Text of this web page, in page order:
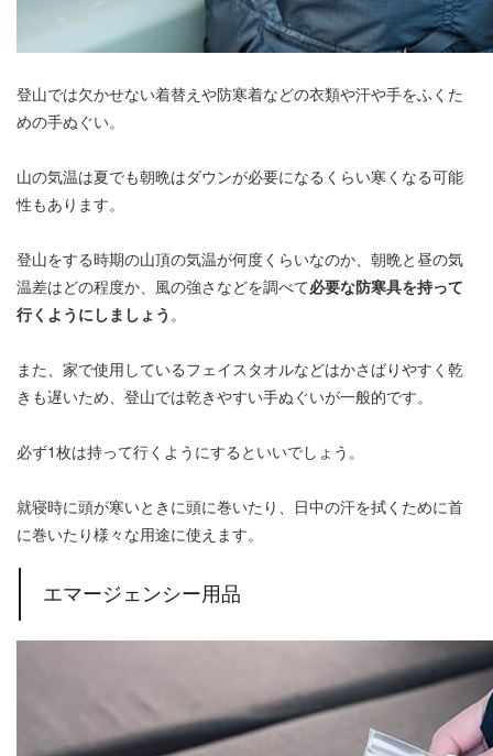
登山では欠かせない着替えや防寒着などの衣類や汗や手をふくた
めの手ぬぐい。
山の気温は夏でも朝晩はダウンが必要になるくらい寒くなる可能
性もあります。
登山をする時期の山頂の気温が何度くらいなのか、朝晩と昼の気
温差はどの程度か、風の強さなどを調べて必要な防寒具を持って
行くようにしましょう 。
また、家で使用しているフェイスタオルなどはかさばりやすく乾
きも遅いため、登山では乾きやすい手ぬぐいが一般的です。
必ず1枚は持って行くようにするといいでしょう。
就寝時に頭が寒いときに頭に巻いたり、日中の汗を拭くために首
に巻いたり様々な用途に使えます。
エマージェンシー用品